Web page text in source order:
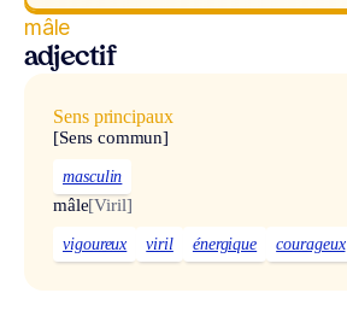
mâle
adjectif
Sens principaux
[Sens commun]
masculin
mâle[Viril]
vigoureux viril énergique courageux